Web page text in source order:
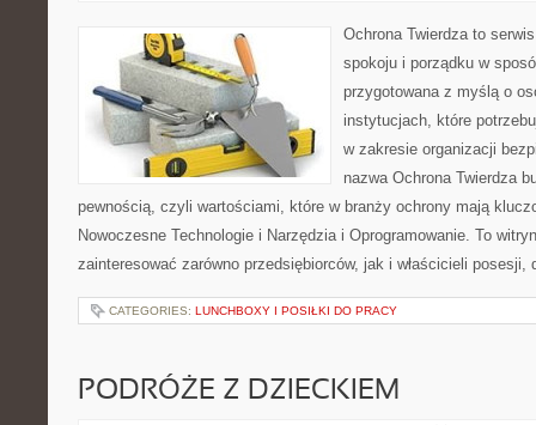
Ochrona Twierdza to
spokoju i porządku w
przygotowana z myślą o
instytucjach, które
w zakresie organizacji
nazwa Ochrona Twierdza
pewnością, czyli wartościami, które w branży ochrony mają
Nowoczesne Technologie i Narzędzia i Oprogramowanie. To
zainteresować zarówno przedsiębiorców, jak i właścicieli
CATEGORIES: LUNCHBOXY I POSIŁKI DO PRACY
PODRÓŻE Z DZIECKIEM